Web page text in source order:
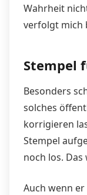
Wahrheit
verfolgt mich
Stempel
Besonders
solches
korrigieren
Stempel
noch los.
Auch wenn